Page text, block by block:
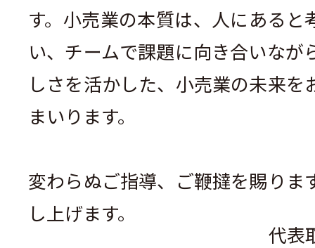
す。小売業の本質は、人にあると
い、チームで課題に向き合いなが
しさを活かした、小売業の未来を
まいります。
変わらぬご指導、ご鞭撻を賜りま
し上げます。
代